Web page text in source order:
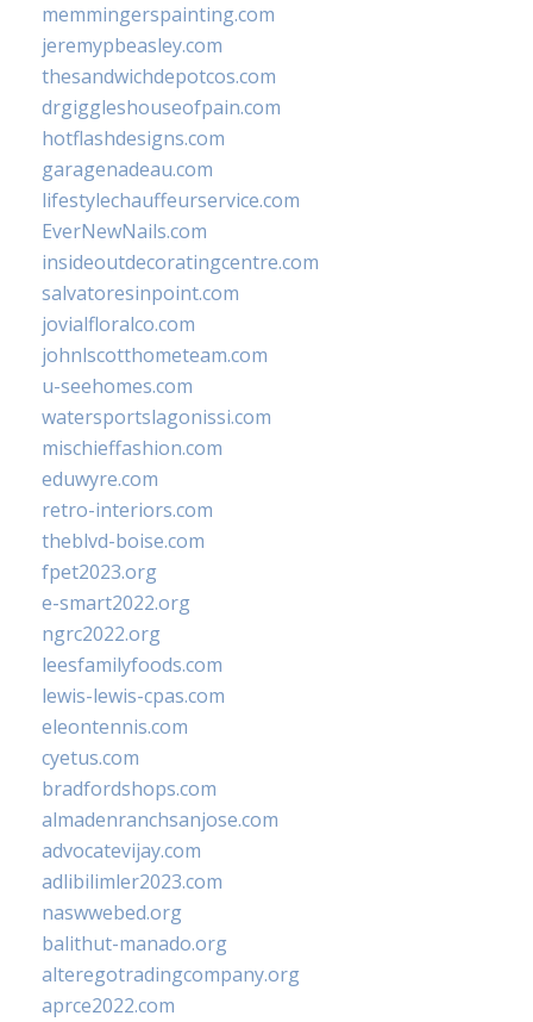
memmingerspainting.com
jeremypbeasley.com
thesandwichdepotcos.com
drgiggleshouseofpain.com
hotflashdesigns.com
garagenadeau.com
lifestylechauffeurservice.com
EverNewNails.com
insideoutdecoratingcentre.com
salvatoresinpoint.com
jovialfloralco.com
johnlscotthometeam.com
u-seehomes.com
watersportslagonissi.com
mischieffashion.com
eduwyre.com
retro-interiors.com
theblvd-boise.com
fpet2023.org
e-smart2022.org
ngrc2022.org
leesfamilyfoods.com
lewis-lewis-cpas.com
eleontennis.com
cyetus.com
bradfordshops.com
almadenranchsanjose.com
advocatevijay.com
adlibilimler2023.com
naswwebed.org
balithut-manado.org
alteregotradingcompany.org
aprce2022.com